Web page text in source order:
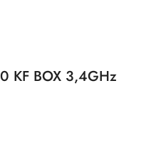
KF BOX 3,4GHz